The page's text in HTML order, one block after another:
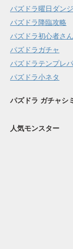
パズドラ曜日ダン
パズドラ降臨攻略
パズドラ初心者さ
パズドラガチャ
パズドラテンプレ
パズドラ小ネタ
パズドラ ガチャシ
人気モンスター